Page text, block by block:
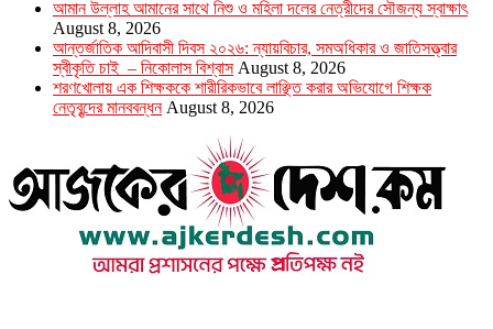
আমান উল্লাহ আমানের সাথে নিশু ও মহিলা দলের নেত্রীদের সৌজন্য স্বাক্ষাৎ
August 8, 2026
আন্তর্জাতিক আদিবাসী দিবস ২০২৬: ন্যায়বিচার, সমঅধিকার ও জাতিসত্ত্বার
স্বীকৃতি চাই – নিকোলাস বিশ্বাস August 8, 2026
শরণখোলায় এক শিক্ষককে শারীরিকভাবে লাঞ্ছিত করার অভিযোগে শিক্ষক
নেতৃবৃন্দের মানববন্ধন August 8, 2026